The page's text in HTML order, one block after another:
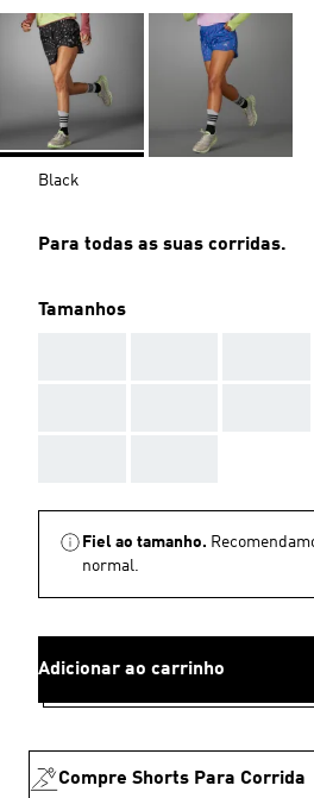
Black
Para todas as suas corridas.
Tamanhos
Fiel ao tamanho.
normal.
Adicionar ao carrinho
Compre Shorts Para Corrida